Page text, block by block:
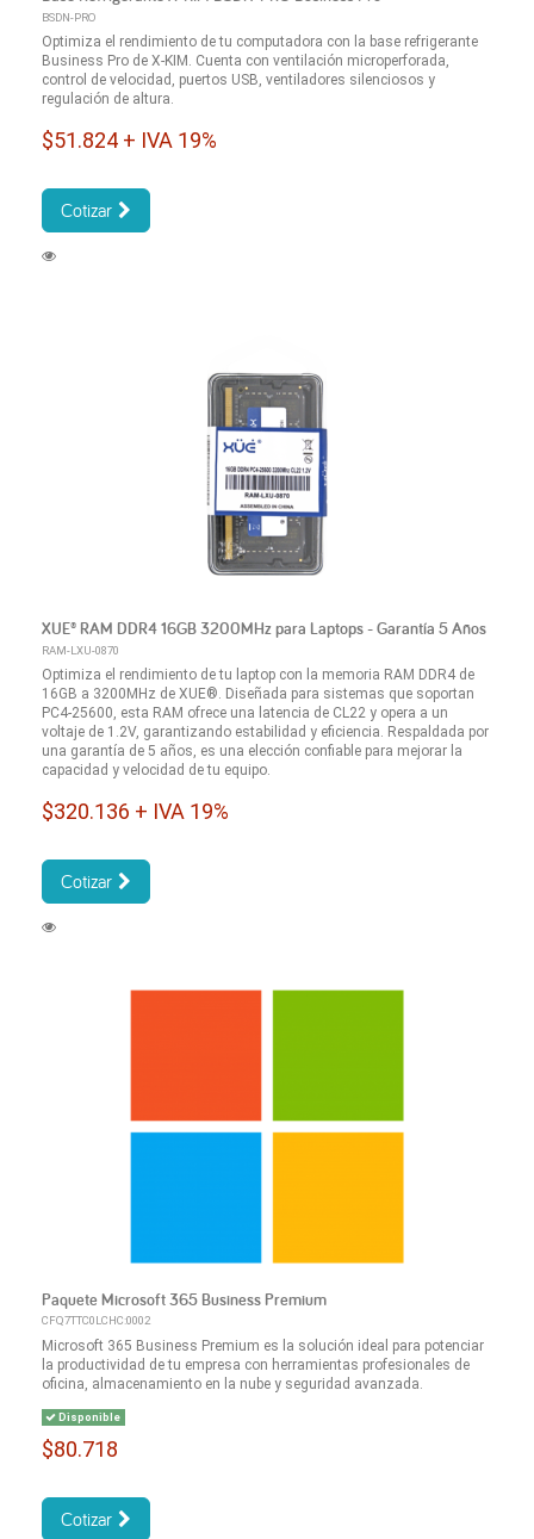
BSDN-PRO
Optimiza el rendimiento de tu computadora con la base refrigerante
Business Pro de X-KIM. Cuenta con ventilación microperforada,
control de velocidad, puertos USB, ventiladores silenciosos y
regulación de altura.
$51.824 + IVA 19%
Cotizar
XUE® RAM DDR4 16GB 3200MHz para Laptops - Garantía 5 Años
RAM-LXU-0870
Optimiza el rendimiento de tu laptop con la memoria RAM DDR4 de
16GB a 3200MHz de XUE®. Diseñada para sistemas que soportan
PC4-25600, esta RAM ofrece una latencia de CL22 y opera a un
voltaje de 1.2V, garantizando estabilidad y eficiencia. Respaldada por
una garantía de 5 años, es una elección confiable para mejorar la
capacidad y velocidad de tu equipo.
$320.136 + IVA 19%
Cotizar
Paquete Microsoft 365 Business Premium
CFQ7TTC0LCHC:0002
Microsoft 365 Business Premium es la solución ideal para potenciar
la productividad de tu empresa con herramientas profesionales de
oficina, almacenamiento en la nube y seguridad avanzada.
Disponible
$80.718
Cotizar